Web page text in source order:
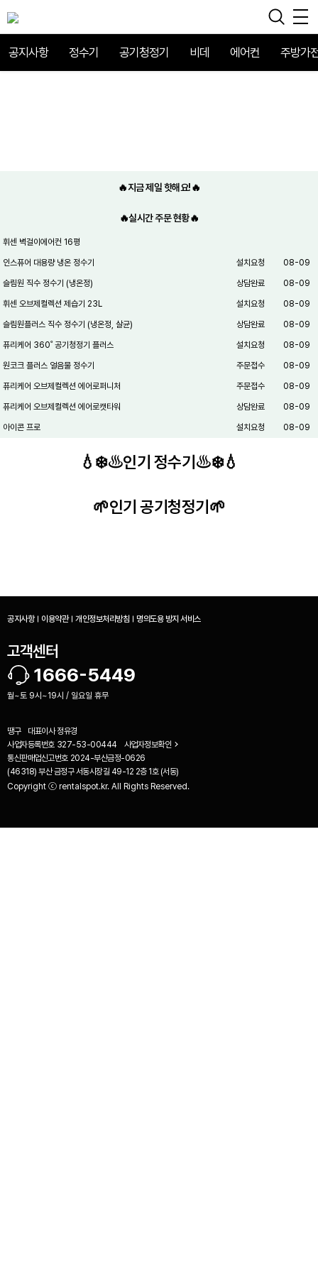
공지사항 정수기 공기청정기 비데 에어컨 주방가
🔥지금 제일 핫해요!🔥
🔥실시간 주문 현황🔥
휘센 벽걸이에어컨 16평
인스퓨어 대용량 냉온 정수기 설치요청 08-09
슬림원 직수 정수기 (냉온정) 상담완료 08-09
휘센 오브제컬렉션 제습기 23L 설치요청 08-09
슬림원플러스 직수 정수기 (냉온정, 살균) 상담완료 08-09
퓨리케어 360˚ 공기청정기 플러스 설치요청 08-09
원코크 플러스 얼음물 정수기 주문접수 08-09
퓨리케어 오브제컬렉션 에어로퍼니처 주문접수 08-09
퓨리케어 오브제컬렉션 에어로캣타워 상담완료 08-09
아이콘 프로 설치요청 08-09
💧❄️♨️인기 정수기♨️❄️💧
🌱인기 공기청정기🌱
공지사항 이용약관 개인정보처리방침 명의도용 방지 서비스
고객센터
1666-5449
월~토 9시~19시 / 일요일 휴무
땡구 대표이사 정유경
사업자등록번호 327-53-00444
사업자정보확인
통신판매업신고번호 2024-부산금정-0626
(46318) 부산 금정구 서동시장길 49-12 2층 1호 (서동)
Copyright ⓒ rentalspot.kr. All Rights Reserved.